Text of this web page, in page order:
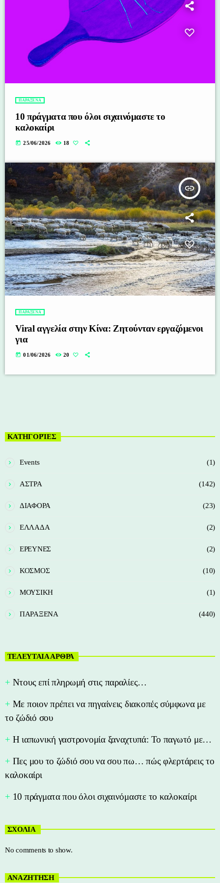
ΠΑΡΑΞΕΝΑ
10 πράγματα που όλοι σιχαινόμαστε το
καλοκαίρι
today 25/06/2026 18
insert_link
ΠΑΡΑΞΕΝΑ
Viral αγγελία στην Κίνα: Ζητούνταν εργαζόμενοι
για
today 01/06/2026 20
ΚΑΤΗΓΟΡΊΕΣ
Events (1)
ΑΣΤΡΑ (142)
ΔΙΑΦΟΡΑ (23)
ΕΛΛΑΔΑ (2)
ΕΡΕΥΝΕΣ (2)
ΚΟΣΜΟΣ (10)
ΜΟΥΣΙΚΗ (1)
ΠΑΡΑΞΕΝΑ (440)
ΤΕΛΕΥΤΑΙΑ ΑΡΘΡΑ
Nτους επί πληρωμή στις παραλίες…
Με ποιον πρέπει να πηγαίνεις διακοπές σύμφωνα με
το ζώδιό σου
Η ιαπωνική γαστρονομία ξαναχτυπά: Το παγωτό με…
Πες μου το ζώδιό σου να σου πω… πώς φλερτάρεις το
καλοκαίρι
10 πράγματα που όλοι σιχαινόμαστε το καλοκαίρι
ΣΧΟΛΙΑ
No comments to show.
ΑΝΑΖΗΤΗΣΗ